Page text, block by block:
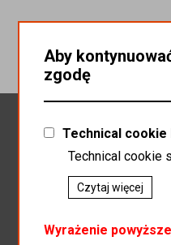
Aby
zgodę
Technical cookie
Technical cookie
Czytaj więcej
Wyrażenie